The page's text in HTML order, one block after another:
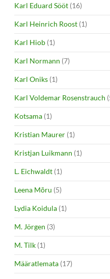
Karl Eduard Sööt (16)
Karl Heinrich Roost (1)
Karl Hiob (1)
Karl Normann (7)
Karl Oniks (1)
Karl Voldemar Rosenstrauch
Kotsama (1)
Kristian Maurer (1)
Kristjan Luikmann (1)
L. Eichwaldt (1)
Leena Mõru (5)
Lydia Koidula (1)
M. Jörgen (3)
M. Tilk (1)
Määratlemata (17)